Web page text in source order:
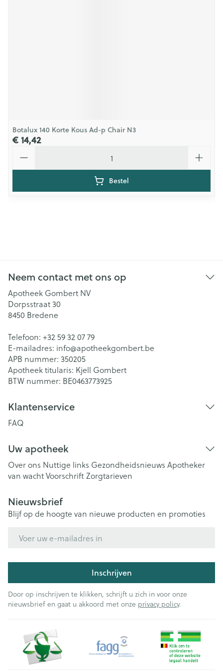
Botalux 140 Korte Kous Ad-p Chair N3
€ 14,42
Bestel
Neem contact met ons op
Apotheek Gombert NV
Dorpsstraat 30
8450 Bredene
Telefoon: +32 59 32 07 79
E-mailadres: info@apotheekgombert.be
APB nummer: 350205
Apotheek titularis: Kjell Gombert
BTW nummer: BE0463773925
Klantenservice
FAQ
Uw apotheek
Over ons Nuttige links Gezondheidsnieuws Apotheker
van wachtVoorschriftZorgtarieven
Nieuwsbrief
Blijf op de hoogte van nieuwe producten en promoties
Inschrijven
Door op inschrijven te klikken, schrijft u zich in voor onze
nieuwsbrief en gaat u akkoord met onze privacy policy.